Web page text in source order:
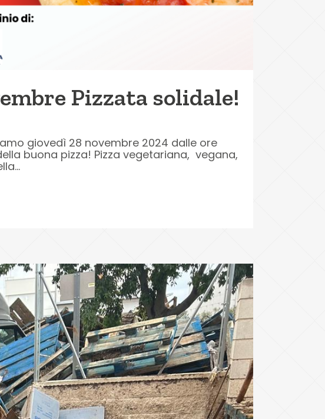
Pizzata solidale!
giovedì 28 novembre 2024 dalle ore
buona pizza! Pizza vegetariana, vegana,